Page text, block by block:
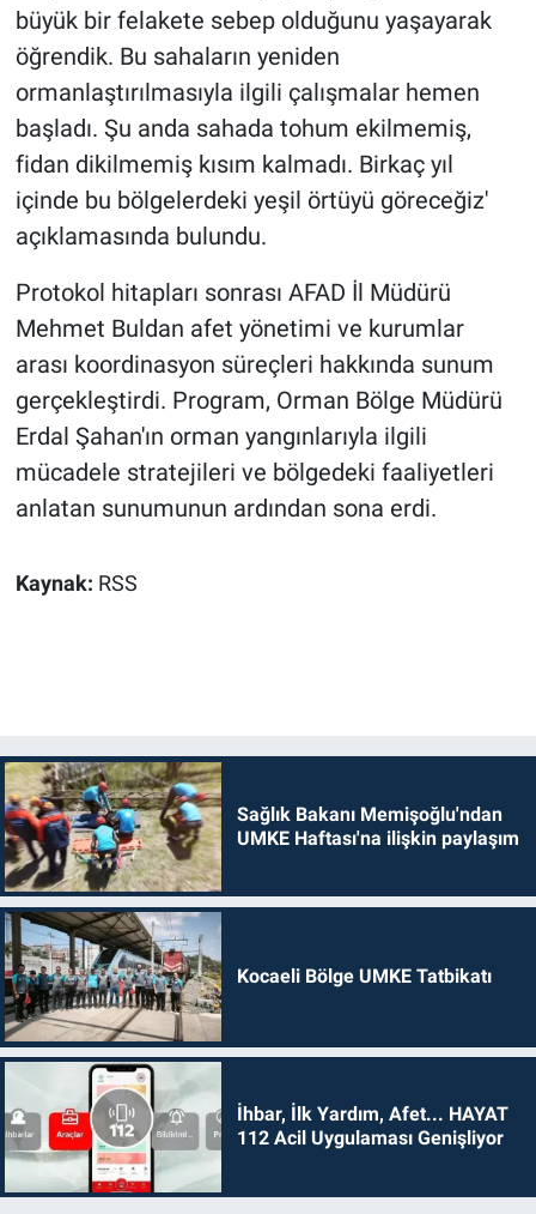
büyük bir felakete sebep olduğunu yaşayarak
öğrendik. Bu sahaların yeniden
ormanlaştırılmasıyla ilgili çalışmalar hemen
başladı. Şu anda sahada tohum ekilmemiş,
fidan dikilmemiş kısım kalmadı. Birkaç yıl
içinde bu bölgelerdeki yeşil örtüyü göreceğiz'
açıklamasında bulundu.
Protokol hitapları sonrası AFAD İl Müdürü
Mehmet Buldan afet yönetimi ve kurumlar
arası koordinasyon süreçleri hakkında sunum
gerçekleştirdi. Program, Orman Bölge Müdürü
Erdal Şahan'ın orman yangınlarıyla ilgili
mücadele stratejileri ve bölgedeki faaliyetleri
anlatan sunumunun ardından sona erdi.
Kaynak: RSS
Sağlık Bakanı Memişoğlu'ndan
UMKE Haftası'na ilişkin paylaşım
Kocaeli Bölge UMKE Tatbikatı
İhbar, İlk Yardım, Afet... HAYAT
112 Acil Uygulaması Genişliyor